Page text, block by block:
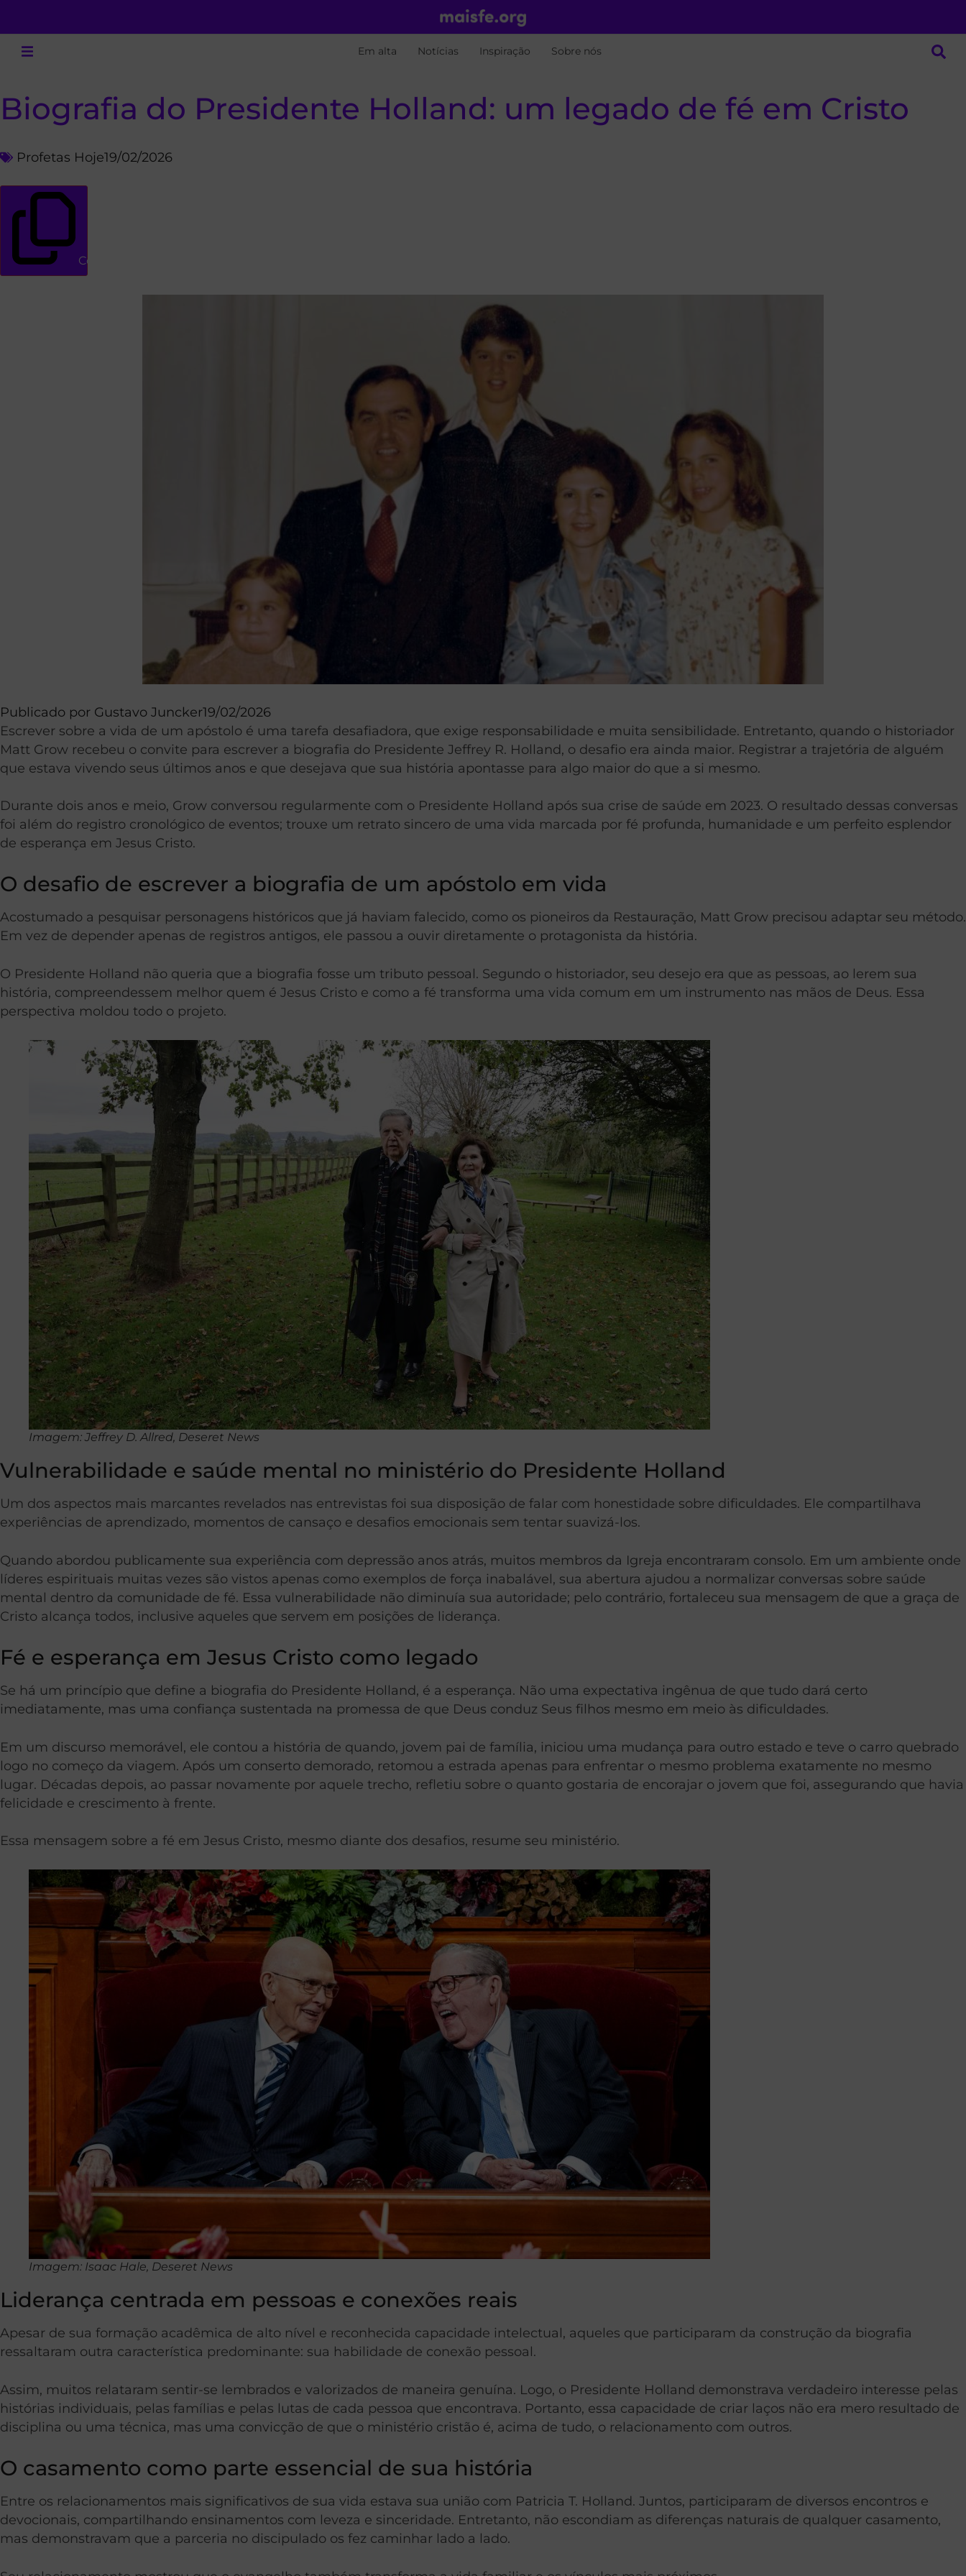
Em alta Notícias Inspiração Sobre nós
Biografia do Presidente Holland: um legado de fé em Cristo
Profetas Hoje19/02/2026
Copiar link
Publicado por Gustavo Juncker19/02/2026
Escrever sobre a vida de um apóstolo é uma tarefa desafiadora, que exige responsabilidade e muita sensibilidade. Entretanto, quando o historiador
Matt Grow recebeu o convite para escrever a biografia do Presidente Jeffrey R. Holland, o desafio era ainda maior. Registrar a trajetória de alguém
que estava vivendo seus últimos anos e que desejava que sua história apontasse para algo maior do que a si mesmo.
Durante dois anos e meio, Grow conversou regularmente com o Presidente Holland após sua crise de saúde em 2023. O resultado dessas conversas
foi além do registro cronológico de eventos; trouxe um retrato sincero de uma vida marcada por fé profunda, humanidade e um perfeito esplendor
de esperança em Jesus Cristo.
O desafio de escrever a biografia de um apóstolo em vida
Acostumado a pesquisar personagens históricos que já haviam falecido, como os pioneiros da Restauração, Matt Grow precisou adaptar seu método.
Em vez de depender apenas de registros antigos, ele passou a ouvir diretamente o protagonista da história.
O Presidente Holland não queria que a biografia fosse um tributo pessoal. Segundo o historiador, seu desejo era que as pessoas, ao lerem sua
história, compreendessem melhor quem é Jesus Cristo e como a fé transforma uma vida comum em um instrumento nas mãos de Deus. Essa
perspectiva moldou todo o projeto.
Imagem: Jeffrey D. Allred, Deseret News
Vulnerabilidade e saúde mental no ministério do Presidente Holland
Um dos aspectos mais marcantes revelados nas entrevistas foi sua disposição de falar com honestidade sobre dificuldades. Ele compartilhava
experiências de aprendizado, momentos de cansaço e desafios emocionais sem tentar suavizá-los.
Quando abordou publicamente sua experiência com depressão anos atrás, muitos membros da Igreja encontraram consolo. Em um ambiente onde
líderes espirituais muitas vezes são vistos apenas como exemplos de força inabalável, sua abertura ajudou a normalizar conversas sobre saúde
mental dentro da comunidade de fé. Essa vulnerabilidade não diminuía sua autoridade; pelo contrário, fortaleceu sua mensagem de que a graça de
Cristo alcança todos, inclusive aqueles que servem em posições de liderança.
Fé e esperança em Jesus Cristo como legado
Se há um princípio que define a biografia do Presidente Holland, é a esperança. Não uma expectativa ingênua de que tudo dará certo
imediatamente, mas uma confiança sustentada na promessa de que Deus conduz Seus filhos mesmo em meio às dificuldades.
Em um discurso memorável, ele contou a história de quando, jovem pai de família, iniciou uma mudança para outro estado e teve o carro quebrado
logo no começo da viagem. Após um conserto demorado, retomou a estrada apenas para enfrentar o mesmo problema exatamente no mesmo
lugar. Décadas depois, ao passar novamente por aquele trecho, refletiu sobre o quanto gostaria de encorajar o jovem que foi, assegurando que havia
felicidade e crescimento à frente.
Essa mensagem sobre a fé em Jesus Cristo, mesmo diante dos desafios, resume seu ministério.
Imagem: Isaac Hale, Deseret News
Liderança centrada em pessoas e conexões reais
Apesar de sua formação acadêmica de alto nível e reconhecida capacidade intelectual, aqueles que participaram da construção da biografia
ressaltaram outra característica predominante: sua habilidade de conexão pessoal.
Assim, muitos relataram sentir-se lembrados e valorizados de maneira genuína. Logo, o Presidente Holland demonstrava verdadeiro interesse pelas
histórias individuais, pelas famílias e pelas lutas de cada pessoa que encontrava. Portanto, essa capacidade de criar laços não era mero resultado de
disciplina ou uma técnica, mas uma convicção de que o ministério cristão é, acima de tudo, o relacionamento com outros.
O casamento como parte essencial de sua história
Entre os relacionamentos mais significativos de sua vida estava sua união com Patricia T. Holland. Juntos, participaram de diversos encontros e
devocionais, compartilhando ensinamentos com leveza e sinceridade. Entretanto, não escondiam as diferenças naturais de qualquer casamento,
mas demonstravam que a parceria no discipulado os fez caminhar lado a lado.